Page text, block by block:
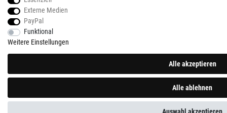
Externe Medien
PayPal
Funktional
Weitere Einstellungen
Alle akzeptieren
Alle ablehnen
Auswahl akzeptieren